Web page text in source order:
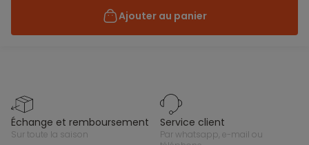
Ajouter au panier
échange et remboursement
sur toute la saison
service client
par whatsapp, e-mail ou